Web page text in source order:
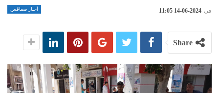
أخبار صفاقس في 2024-06-14 11:05
Share